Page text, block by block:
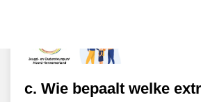
c. Wie bepaalt welke